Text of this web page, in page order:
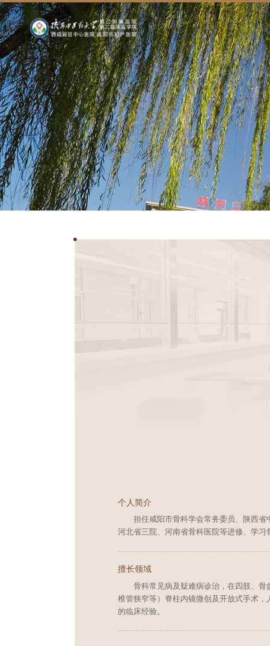
个人简介
担任咸阳市骨科学会常务委员、陕西省
河北省三院、河南省骨科医院等进修、学习
擅长领域
骨科常见病及疑难病诊治，在四肢、
椎管狭窄等）脊柱内镜微创及开放式手术
的临床经验。